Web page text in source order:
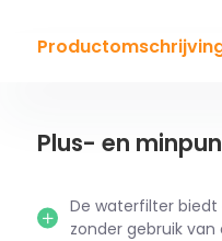
Plus- en
De waterfilter biedt
zonder gebruik